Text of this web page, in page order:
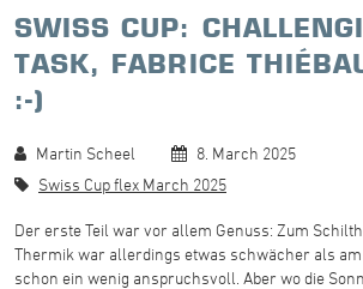
SWISS CUP:
TASK, FABRICE
:-)
Martin Scheel
8. March 2025
Swiss Cup flex March 2025
Der erste Teil war vor allem Genuss: Zum
Thermik war allerdings etwas schwächer als
schon ein wenig anspruchsvoll. Aber wo die